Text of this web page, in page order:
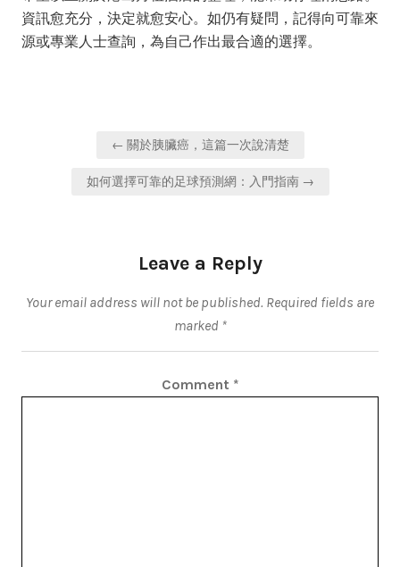
資訊愈充分，決定就愈安心。如仍有疑問，記得向可靠來
源或專業人士查詢，為自己作出最合適的選擇。
← 關於胰臟癌，這篇一次說清楚
如何選擇可靠的足球預測網：入門指南 →
Leave a Reply
Your email address will not be published. Required fields are
marked *
Comment *